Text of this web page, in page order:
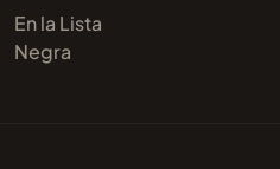
En la Lista
Negra